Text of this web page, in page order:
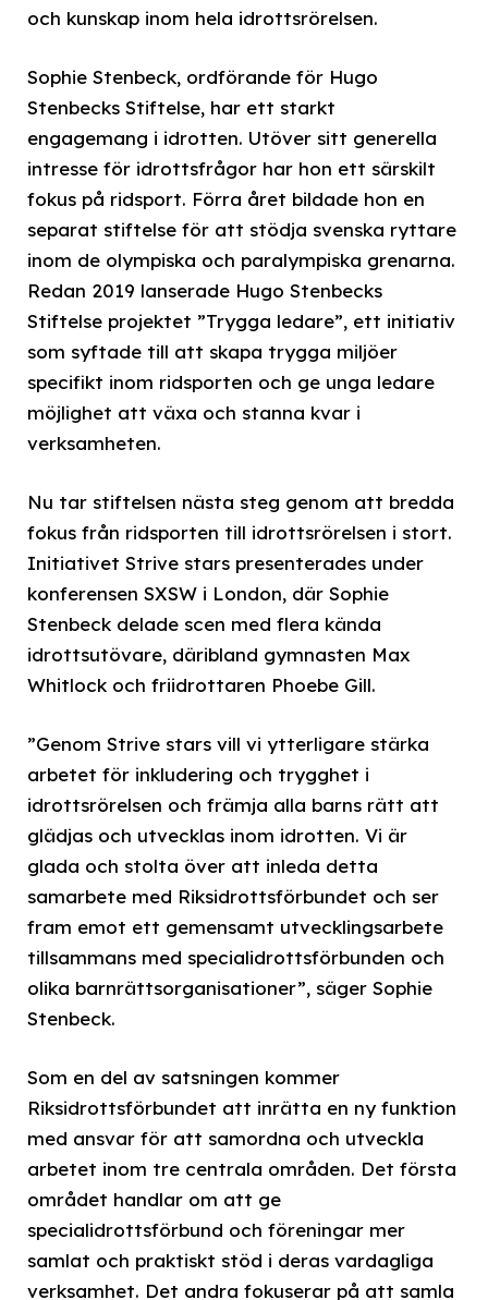
och kunskap inom hela idrottsrörelsen.
Sophie Stenbeck, ordförande för Hugo
Stenbecks Stiftelse, har ett starkt
engagemang i idrotten. Utöver sitt generella
intresse för idrottsfrågor har hon ett särskilt
fokus på ridsport. Förra året bildade hon en
separat stiftelse för att stödja svenska ryttare
inom de olympiska och paralympiska grenarna.
Redan 2019 lanserade Hugo Stenbecks
Stiftelse projektet ”Trygga ledare”, ett initiativ
som syftade till att skapa trygga miljöer
specifikt inom ridsporten och ge unga ledare
möjlighet att växa och stanna kvar i
verksamheten.
Nu tar stiftelsen nästa steg genom att bredda
fokus från ridsporten till idrottsrörelsen i stort.
Initiativet Strive stars presenterades under
konferensen SXSW i London, där Sophie
Stenbeck delade scen med flera kända
idrottsutövare, däribland gymnasten Max
Whitlock och friidrottaren Phoebe Gill.
”Genom Strive stars vill vi ytterligare stärka
arbetet för inkludering och trygghet i
idrottsrörelsen och främja alla barns rätt att
glädjas och utvecklas inom idrotten. Vi är
glada och stolta över att inleda detta
samarbete med Riksidrottsförbundet och ser
fram emot ett gemensamt utvecklingsarbete
tillsammans med specialidrottsförbunden och
olika barnrättsorganisationer”, säger Sophie
Stenbeck.
Som en del av satsningen kommer
Riksidrottsförbundet att inrätta en ny funktion
med ansvar för att samordna och utveckla
arbetet inom tre centrala områden. Det första
området handlar om att ge
specialidrottsförbund och föreningar mer
samlat och praktiskt stöd i deras vardagliga
verksamhet. Det andra fokuserar på att samla